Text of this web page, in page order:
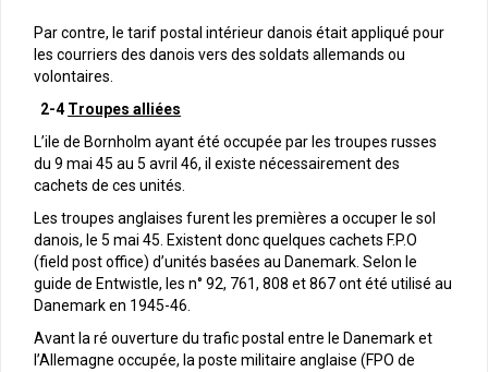
Par contre, le tarif postal intérieur danois était appliqué pour
les courriers des danois vers des soldats allemands ou
volontaires.
2-4Troupes alliées
L’ile de Bornholm ayant été occupée par les troupes russes
du 9 mai 45 au 5 avril 46, il existe nécessairement des
cachets de ces unités.
Les troupes anglaises furent les premières a occuper le sol
danois, le 5 mai 45. Existent donc quelques cachets F.P.O
(field post office) d’unités basées au Danemark. Selon le
guide de Entwistle, les n° 92, 761, 808 et 867 ont été utilisé au
Danemark en 1945-46.
Avant la ré ouverture du trafic postal entre le Danemark et
l’Allemagne occupée, la poste militaire anglaise (FPO de